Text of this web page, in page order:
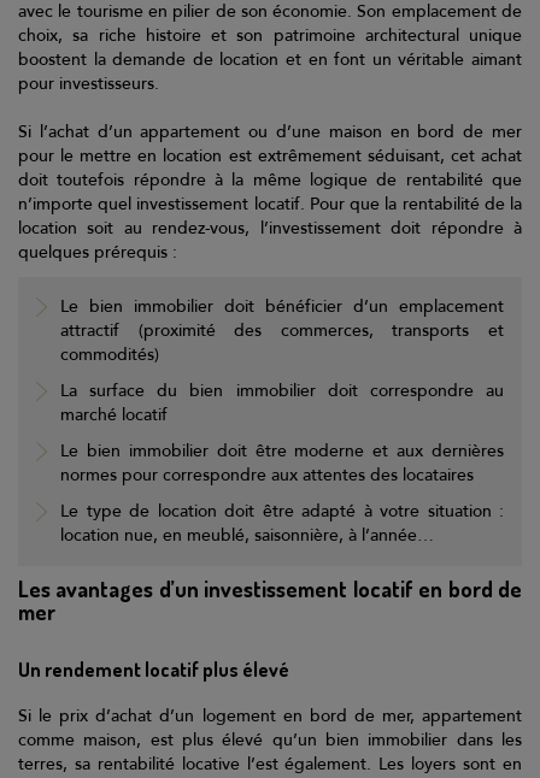
avec le tourisme en pilier de son économie. Son emplacement de
choix, sa riche histoire et son patrimoine architectural unique
boostent la demande de location et en font un véritable aimant
pour investisseurs.
Si l’achat d’un appartement ou d’une maison en bord de mer
pour le mettre en location est extrêmement séduisant, cet achat
doit toutefois répondre à la même logique de rentabilité que
n’importe quel investissement locatif. Pour que la rentabilité de la
location soit au rendez-vous, l’investissement doit répondre à
quelques prérequis :
Le bien immobilier doit bénéficier d’un emplacement
attractif (proximité des commerces, transports et
commodités)
La surface du bien immobilier doit correspondre au
marché locatif
Le bien immobilier doit être moderne et aux dernières
normes pour correspondre aux attentes des locataires
Le type de location doit être adapté à votre situation :
location nue, en meublé, saisonnière, à l’année…
Les avantages d’un investissement locatif en bord de
mer
Un rendement locatif plus élevé
Si le prix d’achat d’un logement en bord de mer, appartement
comme maison, est plus élevé qu’un bien immobilier dans les
terres, sa rentabilité locative l’est également. Les loyers sont en